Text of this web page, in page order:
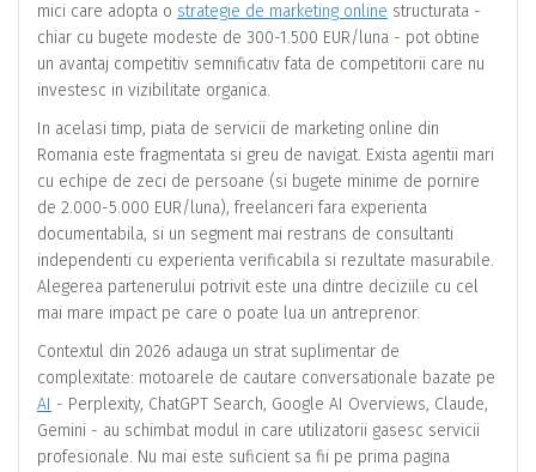
mici care adopta o strategie de marketing online structurata -
chiar cu bugete modeste de 300-1.500 EUR/luna - pot obtine
un avantaj competitiv semnificativ fata de competitorii care nu
investesc in vizibilitate organica.
In acelasi timp, piata de servicii de marketing online din
Romania este fragmentata si greu de navigat. Exista agentii mari
cu echipe de zeci de persoane (si bugete minime de pornire
de 2.000-5.000 EUR/luna), freelanceri fara experienta
documentabila, si un segment mai restrans de consultanti
independenti cu experienta verificabila si rezultate masurabile.
Alegerea partenerului potrivit este una dintre deciziile cu cel
mai mare impact pe care o poate lua un antreprenor.
Contextul din 2026 adauga un strat suplimentar de
complexitate: motoarele de cautare conversationale bazate pe
AI - Perplexity, ChatGPT Search, Google AI Overviews, Claude,
Gemini - au schimbat modul in care utilizatorii gasesc servicii
profesionale. Nu mai este suficient sa fii pe prima pagina